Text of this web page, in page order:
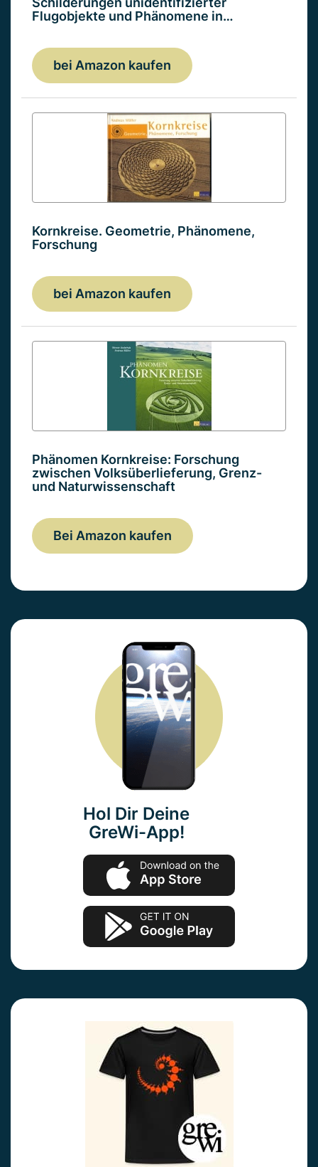
Flugobjekte und Phänomene in…
bei Amazon kaufen
Kornkreise. Geometrie, Phänomene,
Forschung
bei Amazon kaufen
Phänomen Kornkreise: Forschung
zwischen Volksüberlieferung, Grenz-
und Naturwissenschaft
Bei Amazon kaufen
Hol Dir Deine
GreWi-App!